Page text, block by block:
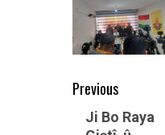
Post
navigation
Previous
Previous
Ji Bo Raya